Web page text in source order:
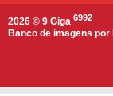
2026 © 9 Giga 6992
Banco de imagens por